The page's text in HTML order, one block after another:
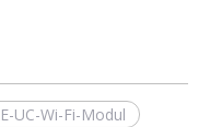
UC-Wi-Fi-Modul